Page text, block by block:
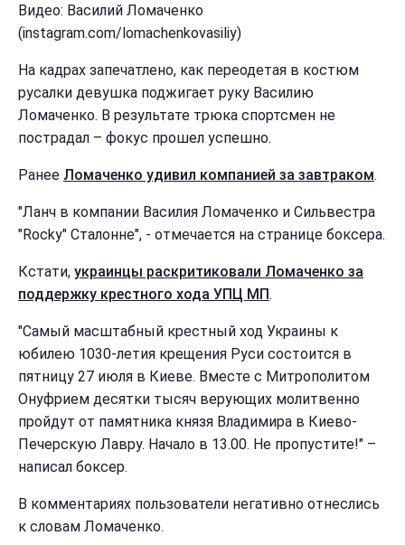
Видео: Василий Ломаченко
(instagram.com/lomachenkovasiliy)
На кадрах запечатлено, как переодетая в костюм
русалки девушка поджигает руку Василию
Ломаченко. В результате трюка спортсмен не
пострадал – фокус прошел успешно.
Ранее Ломаченко удивил компанией за завтраком.
"Ланч в компании Василия Ломаченко и Сильвестра
"Rocky" Сталонне", - отмечается на странице боксера.
Кстати, украинцы раскритиковали Ломаченко за
поддержку крестного хода УПЦ МП.
"Самый масштабный крестный ход Украины к
юбилею 1030-летия крещения Руси состоится в
пятницу 27 июля в Киеве. Вместе с Митрополитом
Онуфрием десятки тысяч верующих молитвенно
пройдут от памятника князя Владимира в Киево-
Печерскую Лавру. Начало в 13.00. Не пропустите!" –
написал боксер.
В комментариях пользователи негативно отнеслись
к словам Ломаченко.